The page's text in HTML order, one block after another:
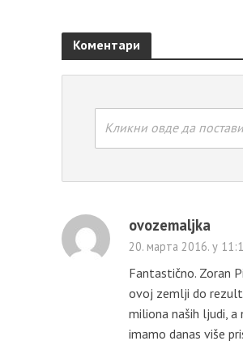
Коментари
Кликни овде да
ovozemaljka
20. марта 2016. у
Fantastično. Zoran
ovoj zemlji do
miliona naših ljudi, a
imamo danas više